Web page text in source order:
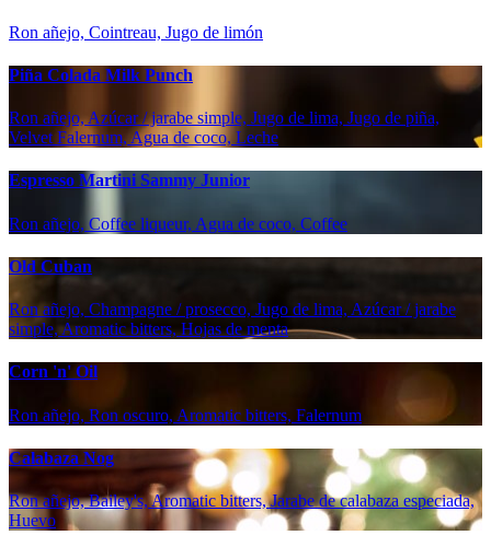
Ron añejo, Cointreau, Jugo de limón
Piña Colada Milk Punch
Ron añejo, Azúcar / jarabe simple, Jugo de lima, Jugo de piña,
Velvet Falernum, Agua de coco, Leche
Espresso Martini Sammy Junior
Ron añejo, Coffee liqueur, Agua de coco, Coffee
Old Cuban
Ron añejo, Champagne / prosecco, Jugo de lima, Azúcar / jarabe
simple, Aromatic bitters, Hojas de menta
Corn 'n' Oil
Ron añejo, Ron oscuro, Aromatic bitters, Falernum
Calabaza Nog
Ron añejo, Bailey's, Aromatic bitters, Jarabe de calabaza especiada,
Huevo